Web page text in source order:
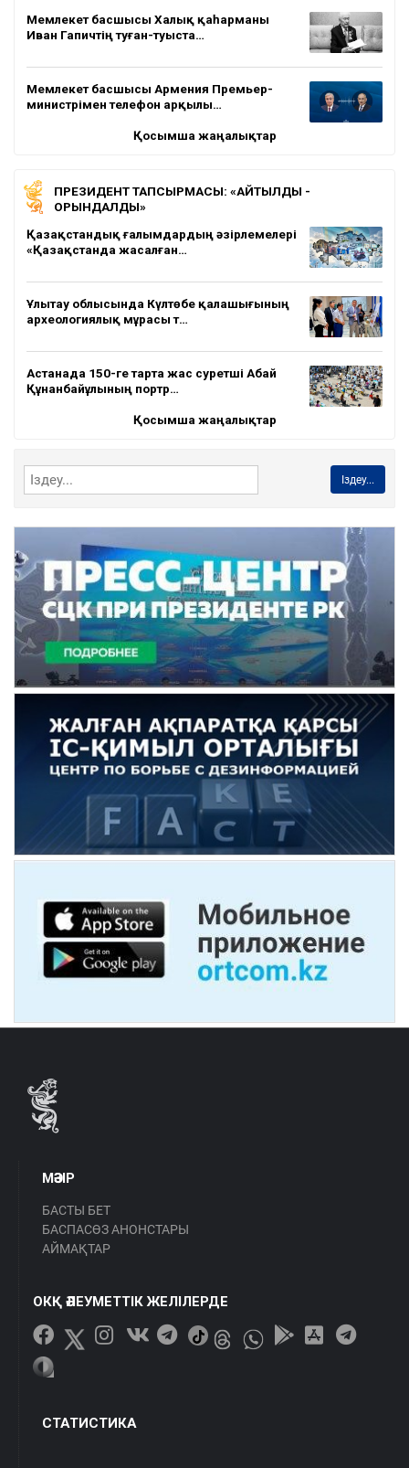
Мемлекет басшысы Халық қаһарманы
Иван Гапичтің туған-туыста…
Мемлекет басшысы Армения Премьер-
министрімен телефон арқылы…
Қосымша жаңалықтар
ПРЕЗИДЕНТ ТАПСЫРМАСЫ: «АЙТЫЛДЫ -
ОРЫНДАЛДЫ»
Қазақстандық ғалымдардың әзірлемелері
«Қазақстанда жасалған…
Ұлытау облысында Күлтөбе қалашығының
археологиялық мұрасы т…
Астанада 150-ге тарта жас суретші Абай
Құнанбайұлының портр…
Қосымша жаңалықтар
Іздеу...
МӘЗІР
БАСТЫ БЕТ
БАСПАСӨЗ АНОНСТАРЫ
АЙМАҚТАР
ОКҚ ӘЛЕУМЕТТІК ЖЕЛІЛЕРДЕ
СТАТИСТИКА